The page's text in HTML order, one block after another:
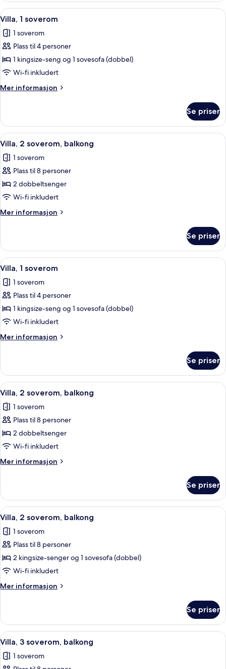
soverom,
balkong
Åpne
alle
bildene
av
Villa,
1
soverom
Flatskjerm-TV, DVD-spiller,
3
Villa, 1 soverom
1 soverom
Plass til 4 personer
1 kingsize-seng og 1 sovesofa (dobbel)
Wi-fi inkludert
Mer informasjon
Mer
1
soverom
Se priser
Åpne
alle
bildene
av
Villa,
2
soverom,
balkong
Sengetøy i egyptisk bomull og
4
Villa, 2 soverom, balkong
1 soverom
Plass til 8 personer
2 dobbeltsenger
Wi-fi inkludert
Mer informasjon
Mer
2
soverom,
balkong
Se priser
Åpne
alle
bildene
av
Villa,
1
soverom
Flatskjerm-TV, DVD-spiller,
3
Villa, 1 soverom
1 soverom
Plass til 4 personer
1 kingsize-seng og 1 sovesofa (dobbel)
Wi-fi inkludert
Mer informasjon
Mer
1
soverom
Se priser
Åpne
alle
bildene
av
Villa,
2
soverom,
balkong
Flatskjerm-TV, DVD-spiller,
5
Villa, 2 soverom, balkong
1 soverom
Plass til 8 personer
2 dobbeltsenger
Wi-fi inkludert
Mer informasjon
Mer
2
soverom,
balkong
Se priser
Åpne
alle
bildene
av
Villa,
2
soverom,
balkong
Flatskjerm-TV, DVD-spiller,
7
Villa, 2 soverom, balkong
1 soverom
Plass til 8 personer
2 kingsize-senger og 1 sovesofa (dobbel)
Wi-fi inkludert
Mer informasjon
Mer
2
soverom,
balkong
Se priser
Åpne
alle
bildene
Sengetøy i egyptisk bomull og
7
Villa, 3 soverom, balkong
1 soverom